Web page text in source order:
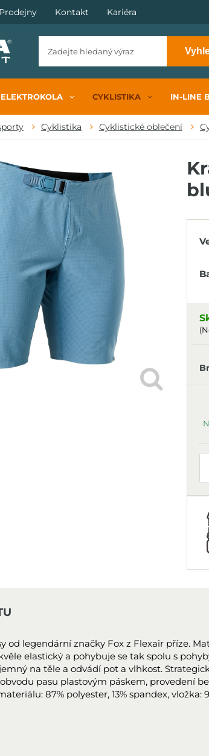
Prodejny Kontakt Kariéra
ELEKTROKOLA CYKLISTIKA IN-LINE
Cyklistika Cyklistické oblečení
od legendární značky Fox z Flexair příze.
elastický a pohybuje se tak spolu s
na těle a odvádí pot a vlhkost.
pasu plastovým páskem, provedení
87% polyester, 13% spandex, vložka: